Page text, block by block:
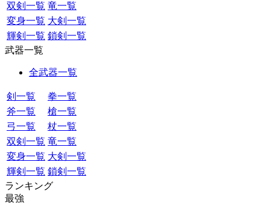
双剣一覧 竜一覧
変身一覧 大剣一覧
輝剣一覧 鎖剣一覧
武器一覧
全武器一覧
剣一覧
拳一覧
斧一覧
槍一覧
弓一覧
杖一覧
双剣一覧 竜一覧
変身一覧 大剣一覧
輝剣一覧 鎖剣一覧
ランキング
最強